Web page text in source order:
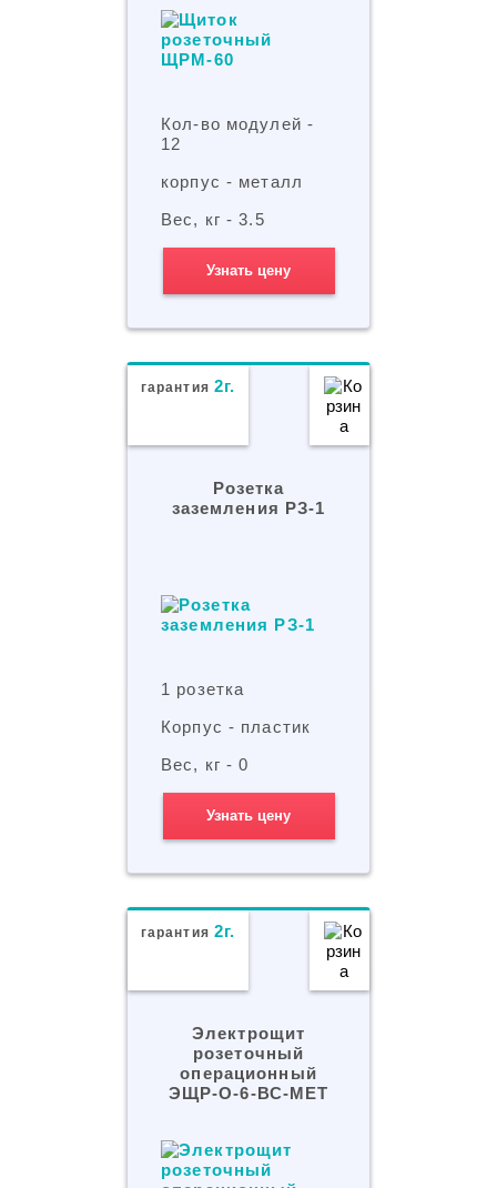
Кол-во модулей -
12
корпус - металл
Вес, кг - 3.5
Узнать цену
гарантия 2г.
Розетка
заземления РЗ-1
1 розетка
Корпус - пластик
Вес, кг - 0
Узнать цену
гарантия 2г.
Электрощит
розеточный
операционный
ЭЩР-О-6-ВС-МЕТ